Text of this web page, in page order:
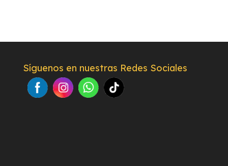
Síguenos en nuestras Redes Sociales